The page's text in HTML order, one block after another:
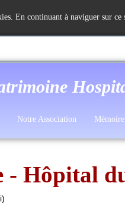
En continuant à naviguer sur
Notre Association
- Hôpital